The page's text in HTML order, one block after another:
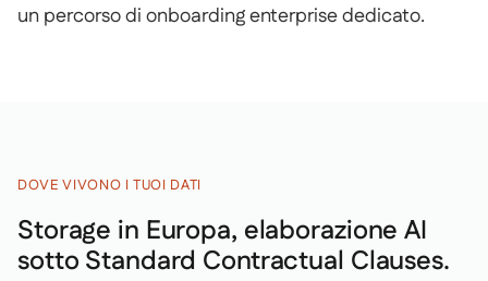
un percorso di onboarding enterprise dedicato.
DOVE VIVONO I TUOI DATI
Storage in Europa, elaborazione AI
sotto Standard Contractual Clauses.